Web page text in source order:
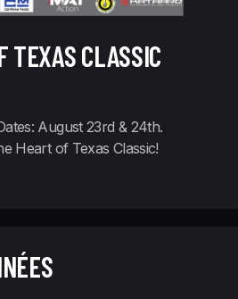
TEXAS CLASSIC
August 23rd & 24th.
Heart of Texas Classic!